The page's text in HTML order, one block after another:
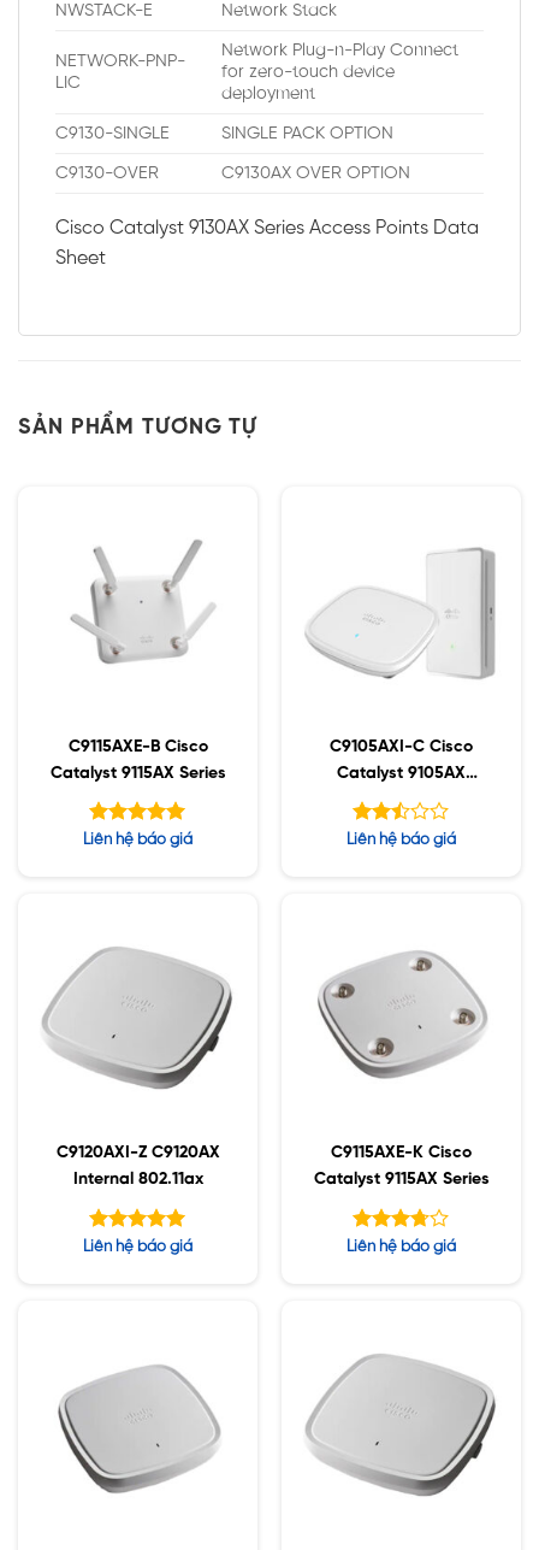
NWSTACK-E Network Stack
NETWORK-PNP-
LIC
Network Plug-n-Play Connect
for zero-touch device
deployment
C9130-SINGLE SINGLE PACK OPTION
C9130-OVER C9130AX OVER OPTION
Cisco Catalyst 9130AX Series Access Points Data
Sheet
SẢN PHẨM TƯƠNG TỰ
C9115AXE-B Cisco
Catalyst 9115AX Series
Được xếp
Liên hệ báo giá
C9105AXI-C Cisco
Catalyst 9105AX
Series
Được
Liên hệ báo giá
C9120AXI-Z C9120AX
Internal 802.11ax
Được xếp
Liên hệ báo giá
C9115AXE-K Cisco
Catalyst 9115AX Series
Được
Liên hệ báo giá